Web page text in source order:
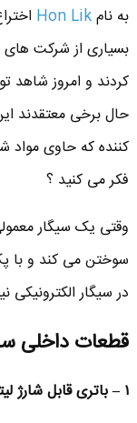
به نامHon Lik
بسیاری از شرکت های
کردند و امروز شاهد
حال برخی معتقدند
کننده که حاوی مواد
فکر می کنید ؟
وقتی یک سیگار
سوختن می کند و با
در سیگار
قطعات داخلی
۱ – باتری قابل شارژ لیتیومی و قسمت الکترونیکی